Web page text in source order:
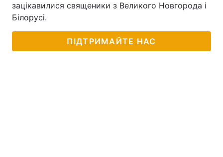
зацікавилися священики з Великого Новгорода і
Білорусі.
ПІДТРИМАЙТЕ НАС